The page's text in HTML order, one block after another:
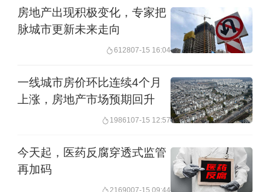
续判决或在法院审理阶段。
案例披露，本案系某房地产公司内部接
浦东分局报案后案发。经初步侦查，证
据指向邹某某的上级刘某某有共同受贿
时间跨度长，刘某某、邹某某到案后存
在诸多辩解，侦查难度大。浦东检察院
房地产出现积极变化，专家把
脉城市更新未来走向
612807-15 16:04
一线城市房价环比连续4个月
上涨，房地产市场预期回升
1986107-15 12:57
今天起，医药反腐穿透式监管
再加码
2169007-15 09:44